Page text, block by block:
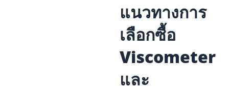
แนวทางการ
เลือกซื้อ
Viscometer
และ